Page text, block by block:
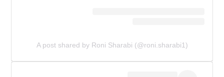
A post shared by Roni Sharabi (@roni.sharabi1)